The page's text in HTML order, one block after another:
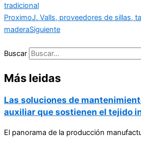
tradicional
ProximoJ. Valls, proveedores de sillas,
maderaSiguiente
Buscar
Más leidas
Las soluciones de
auxiliar que sostienen el tejido
El panorama de la producción